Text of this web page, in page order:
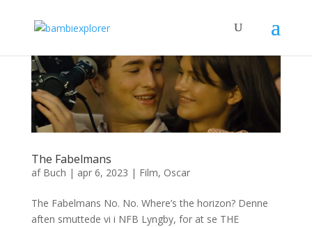
The Fabelmans
af Buch | apr 6, 2023 | Film, Oscar
The Fabelmans No. No. Where’s the horizon? Denne
aften smuttede vi i NFB Lyngby, for at se THE